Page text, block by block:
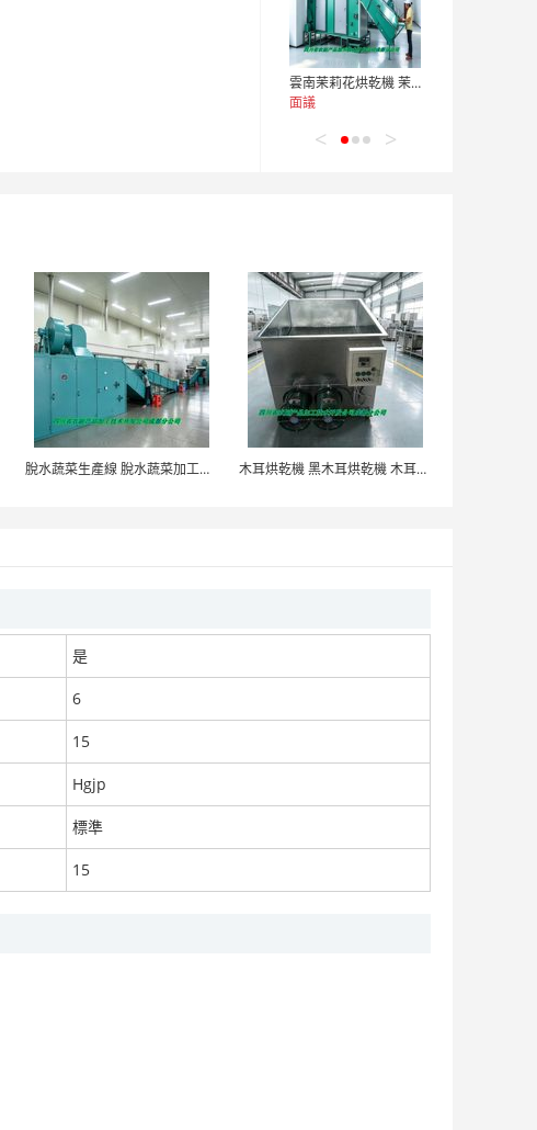
雲南茉莉花烘乾機 茉莉花標準烘乾設備 木山5型
面議
木通烘乾機 小型木通烘乾機 快速烘乾木通 木山1型
面議
面議
面議
< >
脫水蔬菜生產線 脫水蔬菜加工設備 蔬菜烘乾生產線 木耳烘乾機 黑木耳烘乾機 木耳快速烘乾機 木山1型
是
6
15
Hgjp
標準
15